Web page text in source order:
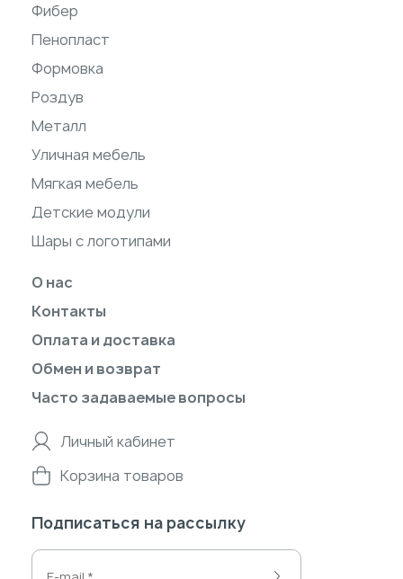
Фибер
Пенопласт
Формовка
Роздув
Металл
Уличная мебель
Мягкая мебель
Детские модули
Шары с логотипами
О нас
Контакты
Оплата и доставка
Обмен и возврат
Часто задаваемые вопросы
Личный кабинет
Корзина товаров
Подписаться на рассылку